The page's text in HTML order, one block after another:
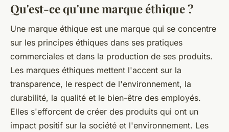
Qu'est-ce qu'une marque éthique ?
Une marque éthique est une marque qui se concentre
sur les principes éthiques dans ses pratiques
commerciales et dans la production de ses produits.
Les marques éthiques mettent l'accent sur la
transparence, le respect de l'environnement, la
durabilité, la qualité et le bien-être des employés.
Elles s'efforcent de créer des produits qui ont un
impact positif sur la société et l'environnement. Les